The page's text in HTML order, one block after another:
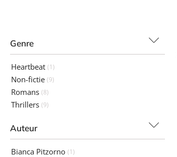
Genre
Heartbeat (1)
Non-fictie (9)
Romans (8)
Thrillers (9)
Auteur
Bianca Pitzorno (1)